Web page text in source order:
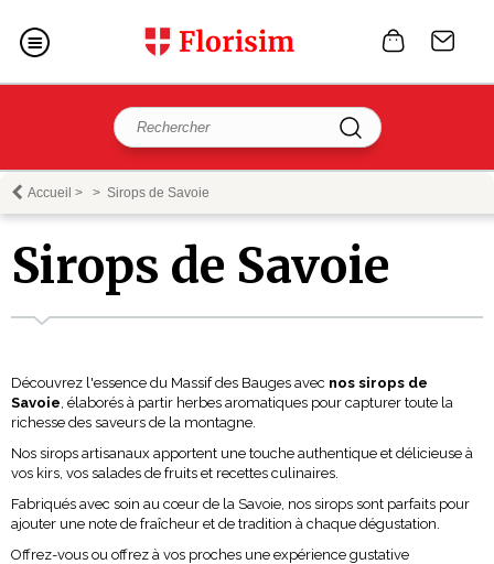
Accueil > > Sirops de Savoie
Sirops de Savoie
Découvrez l'essence du Massif des Bauges avec nos sirops de
Savoie , élaborés à partir herbes aromatiques pour capturer toute la
richesse des saveurs de la montagne.
Nos sirops artisanaux apportent une touche authentique et délicieuse à
vos kirs, vos salades de fruits et recettes culinaires.
Fabriqués avec soin au cœur de la Savoie, nos sirops sont parfaits pour
ajouter une note de fraîcheur et de tradition à chaque dégustation.
Offrez-vous ou offrez à vos proches une expérience gustative